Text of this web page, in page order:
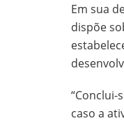
Em sua
dispõe
caso a